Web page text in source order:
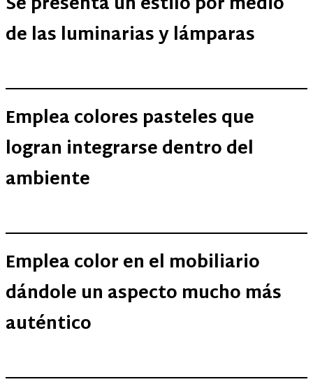
de las luminarias y lámparas
Emplea colores pasteles que
logran integrarse dentro del
ambiente
Emplea color en el mobiliario
dándole un aspecto mucho más
auténtico